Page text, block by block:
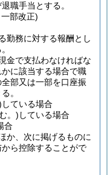
職手当とする。
部改正)
勤務に対する報酬とし
金で支払わなければな
に該当する場合で職
部又は一部を口座振
。
している場合
。) している場合
合
か、次に掲げるものに
ら控除することがで